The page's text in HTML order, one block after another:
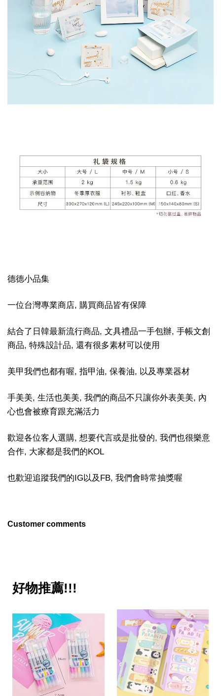
德德小品集
一位台灣專業商店, 購買商品皆有保障
結合了日韓最新流行商品, 文具禮品一手包辦, 手帳文創
商品, 特殊設計品, 還有很多素材可以使用
美甲我們也都有喔, 指甲油, 保養油, 以及專業器材
手美美, 生活也美美, 我們的商品不只讓你外表美美, 內
心也會被療育跟充滿活力
歡迎各位客人選購, 想要代言或是批發的, 我們也很樂意
合作, 大家都是我們的KOL
也歡迎追蹤我們的IG以及FB, 我們會時常抽獎喔
Customer comments
好物推薦!!!